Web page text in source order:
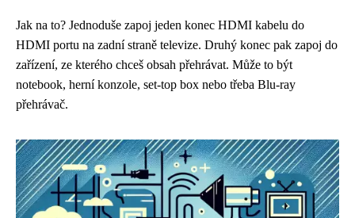
Jak na to? Jednoduše zapoj jeden konec HDMI kabelu do
HDMI portu na zadní straně televize. Druhý konec pak zapoj do
zařízení, ze kterého chceš obsah přehrávat. Může to být
notebook, herní konzole, set-top box nebo třeba Blu-ray
přehrávač.